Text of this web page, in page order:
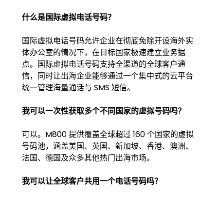
什么是国际虚拟电话号码？
国际虚拟电话号码允许企业在彻底免除开设海外实
体办公室的情况下，在目标国家极速建立业务据
点。国际虚拟电话号码支持全渠道的全球客户通
信，同时让出海企业能够通过一个集中式的云平台
统一管理海量通话与 SMS 短信。
我可以一次性获取多个不同国家的虚拟号码吗？
可以。M800 提供覆盖全球超过 160 个国家的虚拟
号码池，涵盖美国、英国、新加坡、香港、澳洲、
法国、德国及众多其他热门出海市场。
我可以让全球客户共用一个电话号码吗？